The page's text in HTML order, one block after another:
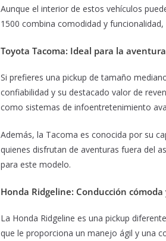
Aunque el interior de estos vehículos
1500 combina comodidad y
Toyota Tacoma: Ideal para la aventura
Si prefieres una pickup de tamaño
confiabilidad y su destacado valor de
como sistemas de infoentretenimiento
Además, la Tacoma es conocida por su
quienes disfrutan de aventuras fuera del
para este modelo.
Honda Ridgeline: Conducción
La Honda Ridgeline es una pickup
que le proporciona un manejo ágil y una